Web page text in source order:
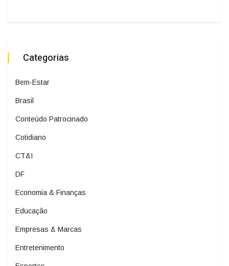
Categorias
Bem-Estar
Brasil
Conteúdo Patrocinado
Cotidiano
CT&I
DF
Economia & Finanças
Educação
Empresas & Marcas
Entretenimento